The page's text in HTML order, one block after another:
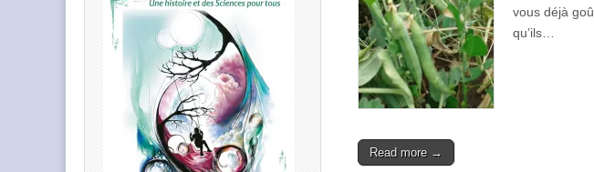
vous déjà
qu’ils…
Read more →